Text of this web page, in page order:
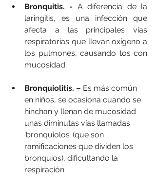
Bronquitis. - A diferencia de la
laringitis, es una infección que
afecta a las principales vías
respiratorias que llevan oxígeno a
los pulmones, causando tos con
mucosidad.
Bronquiolitis. – Es más común
en niños, se ocasiona cuando se
hinchan y llenan de mucosidad
unas diminutas vías llamadas
‘bronquiolos’ (que son
ramificaciones que dividen los
bronquios), dificultando la
respiración.